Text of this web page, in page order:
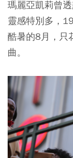
瑪麗亞凱莉曾
靈感特別多，
酷暑的8月，只
曲。